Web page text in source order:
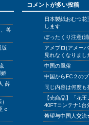
兽
版
娇
薛
c
コメントが多い投稿
日本製紙おむつ
します
ぼったくり注意(
アメブロ(アメー
見れなくなりまし
中国の風俗
中国からFC２の
同じ内容は何度
【売商品】「花
40FTコンテナ1台
希望与中国人交